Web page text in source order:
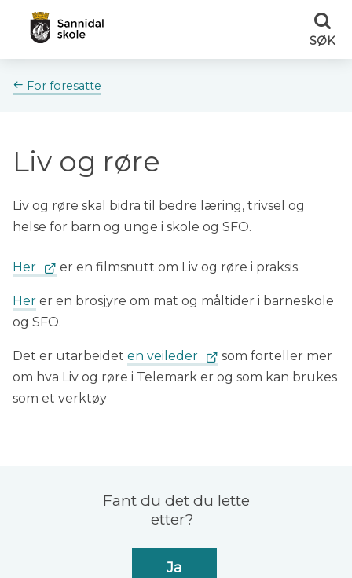
Sannidal
skole
skole
SØK
Du
er
For foresatte
Liv og røre
Liv og røre skal bidra til bedre læring, trivsel og
helse for barn og unge i skole og SFO.
Her er en filmsnutt om Liv og røre i praksis.
Her er en brosjyre om mat og måltider i barneskole
og SFO.
Det er utarbeidet en veileder
som forteller mer
om hva Liv og røre i Telemark er og som kan brukes
som et verktøy
Fant du det du lette
etter?
Ja